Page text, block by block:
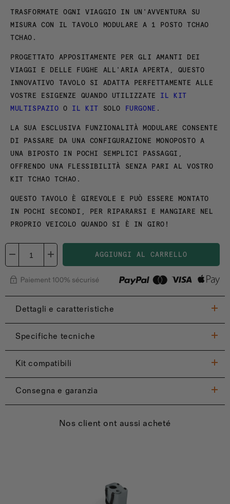
TRASFORMATE OGNI VIAGGIO IN UN'AVVENTURA SU
MISURA CON IL TAVOLO MODULARE A 1 POSTO TCHAO
TCHAO.
PROGETTATO APPOSITAMENTE PER GLI AMANTI DEI
VIAGGI E DELLE FUGHE ALL'ARIA APERTA, QUESTO
INNOVATIVO TAVOLO SI ADATTA PERFETTAMENTE ALLE
VOSTRE ESIGENZE QUANDO UTILIZZATE IL KIT
MULTISPAZIO O IL KIT SOLO FURGONE .
LA SUA ESCLUSIVA FUNZIONALITÀ MODULARE CONSENTE
DI PASSARE DA UNA CONFIGURAZIONE MONOPOSTO A
UNA BIPOSTO IN POCHI SEMPLICI PASSAGGI,
OFFRENDO UNA FLESSIBILITÀ SENZA PARI AL VOSTRO
KIT TCHAO TCHAO.
QUESTO TAVOLO È GIREVOLE E PUÒ ESSERE MONTATO
IN POCHI SECONDI, PER RIPARARSI E MANGIARE NEL
PROPRIO VEICOLO QUANDO SI È IN GIRO!
AGGIUNGI AL CARRELLO
Dettagli e caratteristiche
Specifiche tecniche
Kit compatibili
Consegna e garanzia
Nos client ont aussi acheté